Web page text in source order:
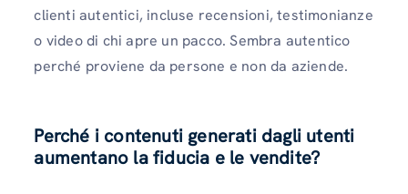
clienti autentici, incluse recensioni, testimonianze
o video di chi apre un pacco. Sembra autentico
perché proviene da persone e non da aziende.
Perché i contenuti generati dagli utenti
aumentano la fiducia e le vendite?